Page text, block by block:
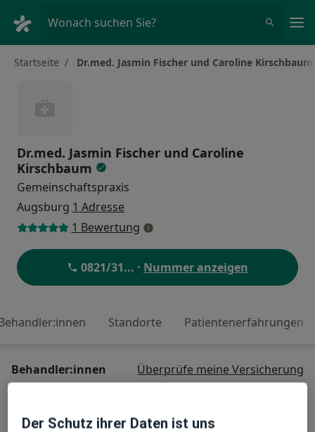
Wonach suchen Sie?
Startseite Dr.med. Jasmin Fischer und Caroline Kirschbaum
Dr.med. Jasmin Fischer und Caroline
Kirschbaum
Gemeinschaftspraxis
Augsburg 1 Adresse
1 Bewertung
0821/31... · Nummer anzeigen
Standorte Patientenerfahrungen
Behandler:innen Überprüfe meine Versicherung
Dr. med. Jasmin Fischer
Der Schutz ihrer Daten ist uns